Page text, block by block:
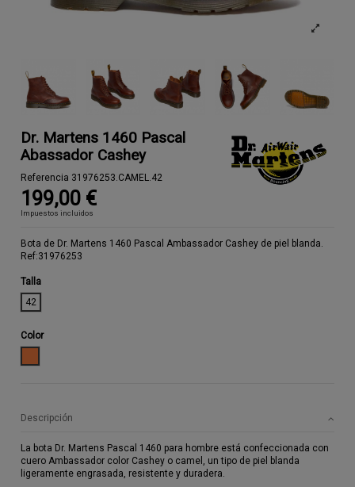
Dr. Martens 1460 Pascal
Abassador Cashey
Referencia 31976253.CAMEL.42
199,00 €
Impuestos incluidos
Bota de Dr. Martens 1460 Pascal Ambassador Cashey de piel blanda.
Ref:31976253
Talla
42
Color
Descripción
La bota Dr. Martens Pascal 1460 para hombre está confeccionada con
cuero Ambassador color Cashey o camel, un tipo de piel blanda
ligeramente engrasada, resistente y duradera.